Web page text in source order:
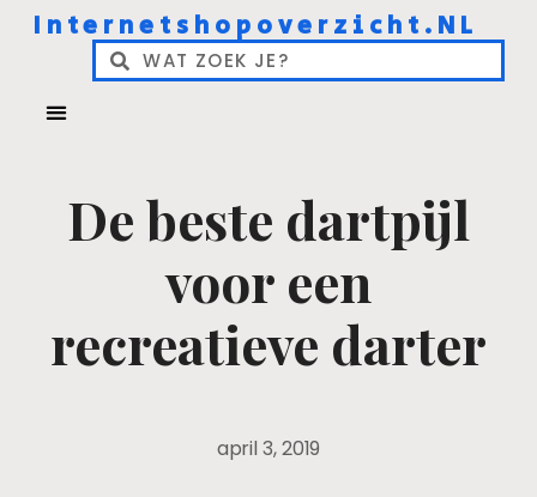
Internetshopoverzicht.NL
De beste dartpijl
voor een
recreatieve darter
april 3, 2019